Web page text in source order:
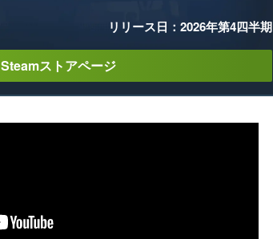
リリース日：2026年第4四半期
Steamストアページ